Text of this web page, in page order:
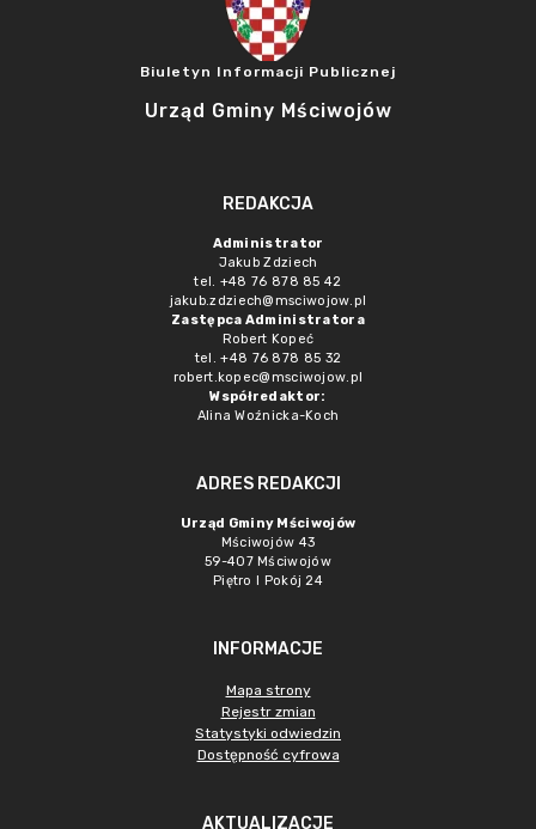
Biuletyn Informacji Publicznej
Urząd Gminy Mściwojów
REDAKCJA
Administrator
Jakub Zdziech
tel. +48 76 878 85 42
jakub.zdziech@msciwojow.pl
Zastępca Administratora
Robert Kopeć
tel. +48 76 878 85 32
robert.kopec@msciwojow.pl
Współredaktor:
Alina Woźnicka-Koch
ADRES REDAKCJI
Urząd Gminy Mściwojów
Mściwojów 43
59-407 Mściwojów
Piętro I Pokój 24
INFORMACJE
Mapa strony
Rejestr zmian
Statystyki odwiedzin
Dostępność cyfrowa
AKTUALIZACJE